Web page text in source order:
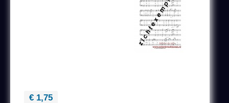
€ 1,75